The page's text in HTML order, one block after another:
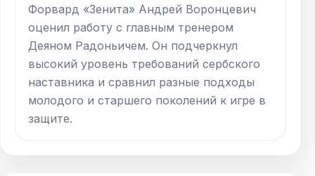
Форвард «Зенита» Андрей Воронцевич
оценил работу с главным тренером
Деяном Радоньичем. Он подчеркнул
высокий уровень требований сербского
наставника и сравнил разные подходы
молодого и старшего поколений к игре в
защите.